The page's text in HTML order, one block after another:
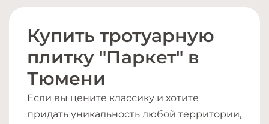
Купить тротуарную
плитку "Паркет" в
Тюмени
Если вы цените классику и хотите
придать уникальность любой территории,